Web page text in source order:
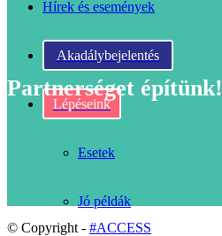
Hírek és események
Akadálybejelentés
Lépéseink
Esetek
Jó példák
Partnerséget építünk!
© Copyright - #ACCESS